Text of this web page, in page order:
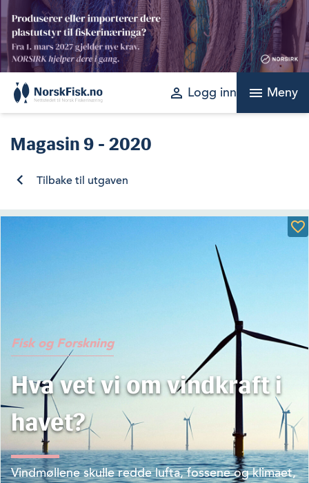
Skip
content
perm_identity Logg inn menu Meny
Magasin9 - 2020
Tilbake til utgaven
Fisk og Forskning
Hva vet vi om vindkraft i
havet?
Vindmøllene skulle redde lufta, fossene og klimaet,